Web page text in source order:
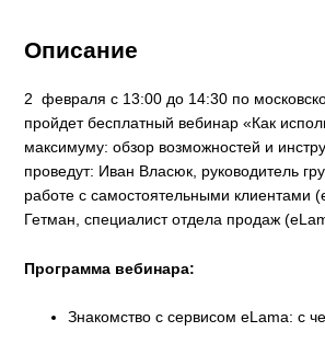
Описание
2 февраля с 13:00 до 14:30 по
пройдет бесплатный вебинар «Как
максимуму: обзор возможностей и
проведут: Иван Власюк, руководитель
работе с самостоятельными клиентами
Гетман, специалист отдела продаж
Программа вебинара:
Знакомство с сервисом eLama: с